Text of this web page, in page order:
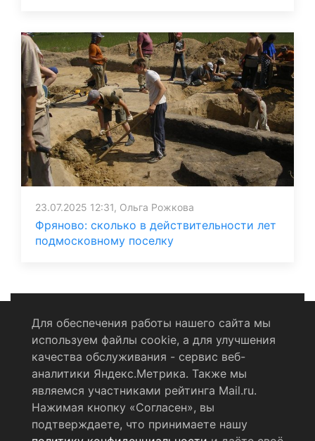
23.07.2025 12:31, Ольга Рожкова
Фряново: сколько в действительности лет
подмосковному поселку
Политика конфиденциальности
Согласие на обработку персональных данных
RSS-лента
Для обеспечения работы нашего сайта мы
используем файлы cookie, а для улучшения
качества обслуживания - сервис веб-
аналитики Яндекс.Метрика. Также мы
являемся участниками рейтинга Mail.ru.
Нажимая кнопку «Согласен», вы
подтверждаете, что принимаете нашу